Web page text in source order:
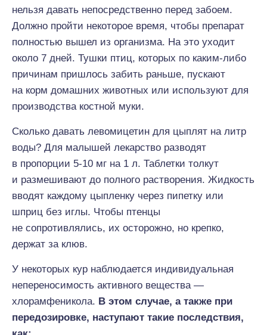
нельзя давать непосредственно перед забоем.
Должно пройти некоторое время, чтобы препарат
полностью вышел из организма. На это уходит
около 7 дней. Тушки птиц, которых по каким-либо
причинам пришлось забить раньше, пускают
на корм домашних животных или используют для
производства костной муки.
Сколько давать левомицетин для цыплят на литр
воды? Для малышей лекарство разводят
в пропорции 5-10 мг на 1 л. Таблетки толкут
и размешивают до полного растворения. Жидкость
вводят каждому цыпленку через пипетку или
шприц без иглы. Чтобы птенцы
не сопротивлялись, их осторожно, но крепко,
держат за клюв.
У некоторых кур наблюдается индивидуальная
непереносимость активного вещества —
хлорамфеникола. В этом случае, а также при
передозировке, наступают такие последствия,